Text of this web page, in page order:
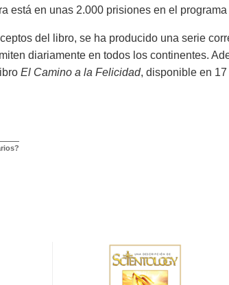
está en unas 2.000 prisiones en el
del libro, se ha producido una serie
diariamente en todos los continentes.
El Camino a la Felicidad, disponible en